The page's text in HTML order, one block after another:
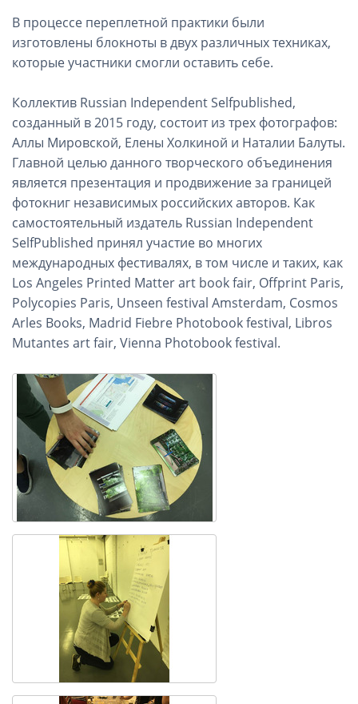
В процессе переплетной практики были
изготовлены блокноты в двух различных техниках,
которые участники смогли оставить себе.
Коллектив Russian Independent Selfpublished,
созданный в 2015 году, состоит из трех фотографов:
Аллы Мировской, Елены Холкиной и Наталии Балуты.
Главной целью данного творческого объединения
является презентация и продвижение за границей
фотокниг независимых российских авторов. Как
самостоятельный издатель Russian Independent
SelfPublished принял участие во многих
международных фестивалях, в том числе и таких, как
Los Angeles Printed Matter art book fair, Offprint Paris,
Polycopies Paris, Unseen festival Amsterdam, Cosmos
Arles Books, Madrid Fiebre Photobook festival, Libros
Mutantes art fair, Vienna Photobook festival.